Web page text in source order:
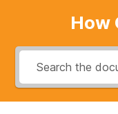
How